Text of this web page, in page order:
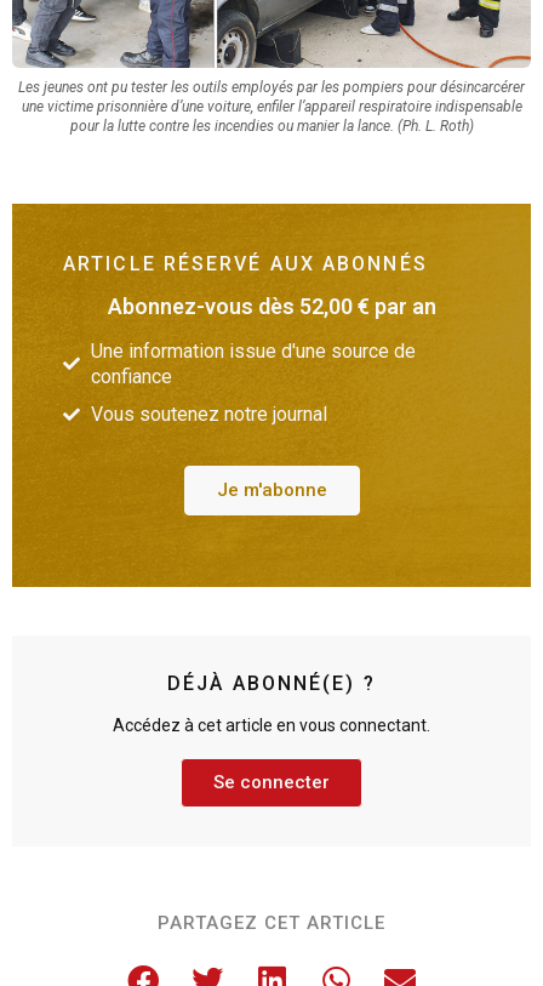
Les jeunes ont pu tester les outils employés par les pompiers pour désincarcérer
une victime prisonnière d’une voiture, enfiler l’appareil respiratoire indispensable
pour la lutte contre les incendies ou manier la lance. (Ph. L. Roth)
ARTICLE RÉSERVÉ AUX ABONNÉS
Abonnez-vous dès 52,00 € par an
Une information issue d'une source de
confiance
Vous soutenez notre journal
Je m'abonne
DÉJÀ ABONNÉ(E) ?
Accédez à cet article en vous connectant.
Se connecter
PARTAGEZ CET ARTICLE